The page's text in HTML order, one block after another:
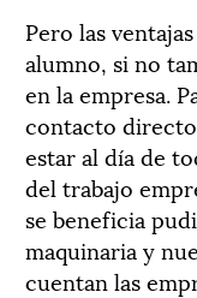
Pero las
alumno, si no
en la empresa.
contacto
estar al día de
del trabajo
se beneficia
maquinaria y
cuentan las